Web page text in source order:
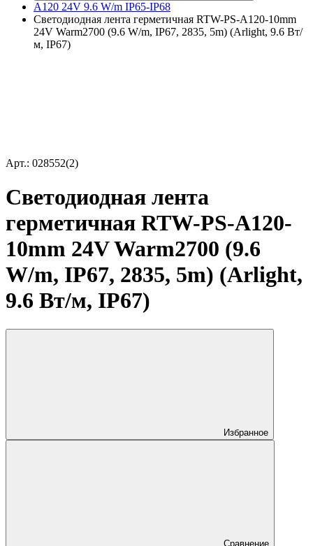
A120 24V 9.6 W/m IP65-IP68
Светодиодная лента герметичная RTW-PS-A120-10mm
24V Warm2700 (9.6 W/m, IP67, 2835, 5m) (Arlight, 9.6 Вт/
м, IP67)
Арт.: 028552(2)
Светодиодная лента
герметичная RTW-PS-A120-
10mm 24V Warm2700 (9.6
W/m, IP67, 2835, 5m) (Arlight,
9.6 Вт/м, IP67)
Избранное
Сравнение